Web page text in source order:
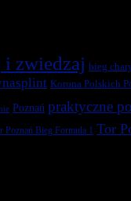
i zwiedzaj bieg
Korona Polskich
Poznań praktyczne
Poznań Bieg Formuła 1 Tor